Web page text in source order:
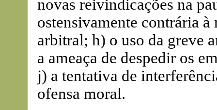
novas reivindicações na
ostensivamente contrária
arbitral; h) o uso da greve
a ameaça de despedir os
j) a tentativa de
ofensa moral.